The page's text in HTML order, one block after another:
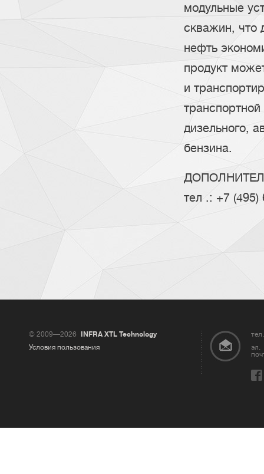
модульные
скважин, что
нефть
продукт
и
дизельного,
бензина.
тел .: +7
© 2009—2026
INFRA XTL Technology
Условия пользования
эл.